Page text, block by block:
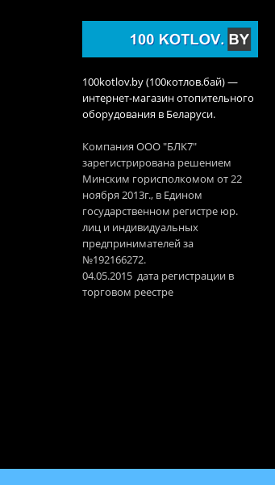
100kotlov.by (100котлов.бай) —
интернет-магазин отопительного
оборудования в Беларуси.
Компания ООО "БЛК7"
зарегистрирована решением
Минским горисполкомом от 22
ноября 2013г., в Едином
государственном регистре юр.
лиц и индивидуальных
предпринимателей за
№192166272.
04.05.2015 дата регистрации в
торговом реестре